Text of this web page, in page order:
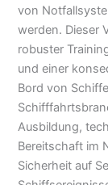
von
werden. Dieser
robuster
und einer
Bord von
Ausbildung,
Bereitschaft im
Sicherheit auf